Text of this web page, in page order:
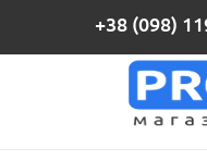
+38 (098)